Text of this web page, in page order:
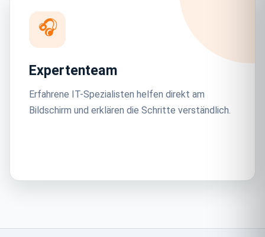
🎧
Expertenteam
Erfahrene IT-Spezialisten helfen direkt am
Bildschirm und erklären die Schritte verständlich.